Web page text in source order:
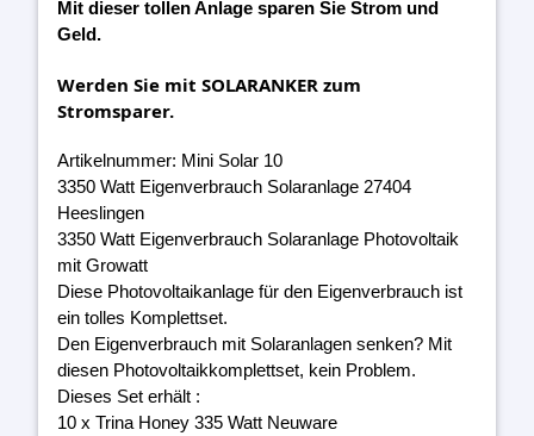
Mit dieser tollen Anlage sparen Sie Strom und
Geld.
Werden Sie mit SOLARANKER zum
Stromsparer.
Artikelnummer: Mini Solar 10
3350 Watt Eigenverbrauch Solaranlage 27404
Heeslingen
3350 Watt Eigenverbrauch Solaranlage Photovoltaik
mit Growatt
Diese Photovoltaikanlage für den Eigenverbrauch ist
ein tolles Komplettset.
Den Eigenverbrauch mit Solaranlagen senken? Mit
diesen Photovoltaikkomplettset, kein Problem.
Dieses Set erhält :
10 x Trina Honey 335 Watt Neuware